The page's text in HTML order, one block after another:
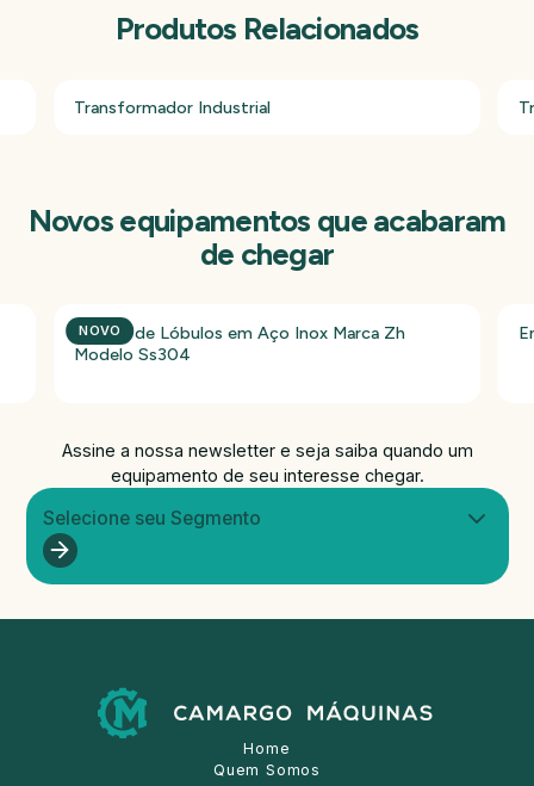
Produtos Relacionados
Transformador Industrial
Novos equipamentos que acabaram
de chegar
NOVO
Bomba de Lóbulos em Aço Inox Marca Zh
Modelo Ss304
Assine a nossa newsletter e seja saiba quando um
equipamento de seu interesse chegar.
Selecione seu Segmento
Home
Quem Somos